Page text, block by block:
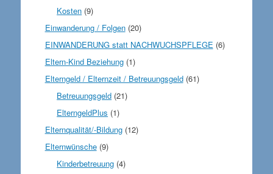
Kosten (9)
Einwanderung / Folgen(20)
EINWANDERUNG statt NACHWUCHSPFLEGE (6)
Eltern-Kind Beziehung(1)
Elterngeld / Elternzeit / Betreuungsgeld(61)
Betreuungsgeld (21)
ElterngeldPlus (1)
Elternqualität/-Bildung(12)
Elternwünsche(9)
Kinderbetreuung (4)